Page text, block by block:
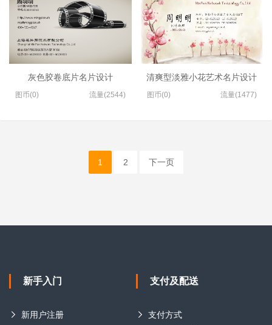
灰色胶卷底片名片设计
图币(0) 流量(2544)
清爽型淡雅小花艺术名片设计
图币(0) 流量(1477)
1 2 下一页
新手入门
新用户注册
支付及配送
支付方式